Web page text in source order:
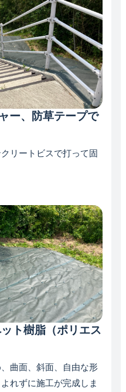
ー、防草テープで
リートビスで打って固
ト樹脂（ポリエス
曲面、斜面、自由な形
れずに施工が完成しま